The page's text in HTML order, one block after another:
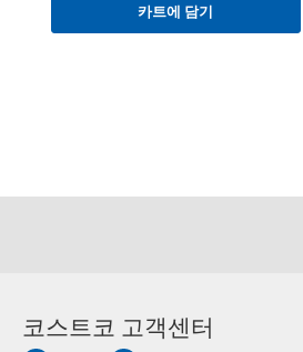
카트에 담기
코스트코 고객센터